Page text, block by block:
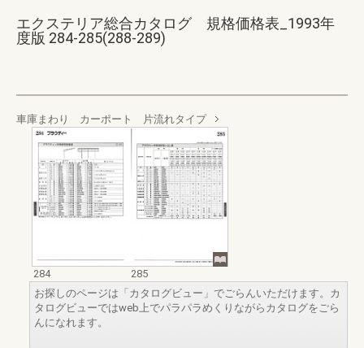
エクステリア総合カタログ 規格価格表_1993年
度版 284-285(288-289)
車庫まわり カーポート 片流れタイプ
284
285
お探しのページは「カタログビュー」でごらんいただけます。カ
タログビューではweb上でパラパラめくりながらカタログをごら
んになれます。